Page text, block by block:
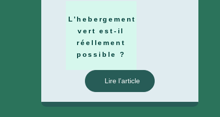
L’hebergement
vert est-il
réellement
possible ?
Lire l’article